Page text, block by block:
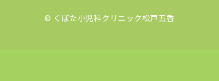
© くぼた小児科クリニック松戸五香